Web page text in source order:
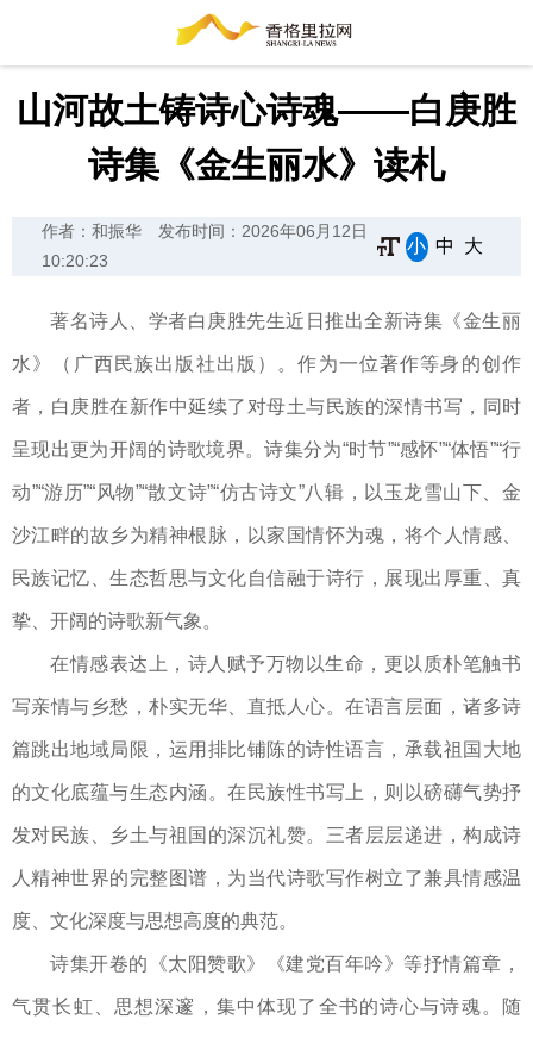
山河故土铸诗心诗魂——白庚胜
诗集《金生丽水》读札
作者：和振华
发布时间：2026年06月12日
10:20:23
小 中 大
著名诗人、学者白庚胜先生近日推出全新诗集《金生丽
水》（广西民族出版社出版）。作为一位著作等身的创作
者，白庚胜在新作中延续了对母土与民族的深情书写，同时
呈现出更为开阔的诗歌境界。诗集分为“时节”“感怀”“体悟”“行
动”“游历”“风物”“散文诗”“仿古诗文”八辑，以玉龙雪山下、金
沙江畔的故乡为精神根脉，以家国情怀为魂，将个人情感、
民族记忆、生态哲思与文化自信融于诗行，展现出厚重、真
挚、开阔的诗歌新气象。
在情感表达上，诗人赋予万物以生命，更以质朴笔触书
写亲情与乡愁，朴实无华、直抵人心。在语言层面，诸多诗
篇跳出地域局限，运用排比铺陈的诗性语言，承载祖国大地
的文化底蕴与生态内涵。在民族性书写上，则以磅礴气势抒
发对民族、乡土与祖国的深沉礼赞。三者层层递进，构成诗
人精神世界的完整图谱，为当代诗歌写作树立了兼具情感温
度、文化深度与思想高度的典范。
诗集开卷的《太阳赞歌》《建党百年吟》等抒情篇章，
气贯长虹、思想深邃，集中体现了全书的诗心与诗魂。随